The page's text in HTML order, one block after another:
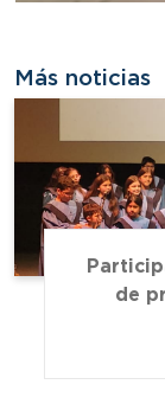
Más noticias
de